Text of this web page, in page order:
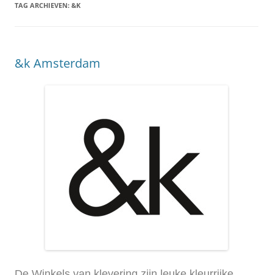
TAG ARCHIEVEN: &K
&k Amsterdam